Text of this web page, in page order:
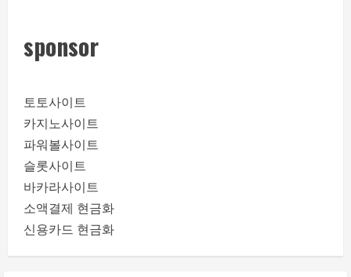
sponsor
토토사이트
카지노사이트
파워볼사이트
슬롯사이트
바카라사이트
소액결제 현금화
신용카드 현금화